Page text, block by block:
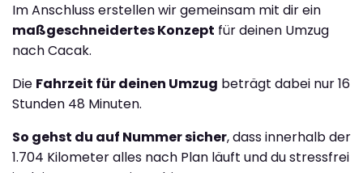
Im Anschluss erstellen wir gemeinsam mit dir ein
maßgeschneidertes Konzept für deinen Umzug
nach Cacak.
Die Fahrzeit für deinen Umzug beträgt dabei nur 16
Stunden 48 Minuten.
So gehst du auf Nummer sicher, dass innerhalb der
1.704 Kilometer alles nach Plan läuft und du stressfrei